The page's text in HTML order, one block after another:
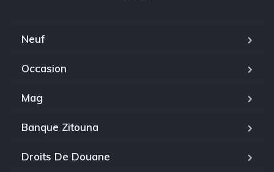
Neuf
Occasion
Mag
Banque Zitouna
Droits De Douane